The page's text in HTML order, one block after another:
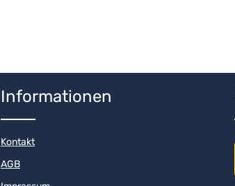
Informationen
Kontakt
AGB